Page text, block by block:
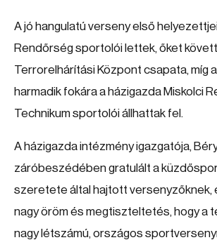
A jó hangulatú verseny első
Rendőrség sportolói lettek, őket
Terrorelhárítási Központ csapata, míg
harmadik fokára a házigazda Miskolci
Technikum sportolói állhattak fel.
A házigazda intézmény igazgatója,
záróbeszédében gratulált a
szeretete által hajtott versenyzőknek,
nagy öröm és megtiszteltetés, hogy a
nagy létszámú, országos